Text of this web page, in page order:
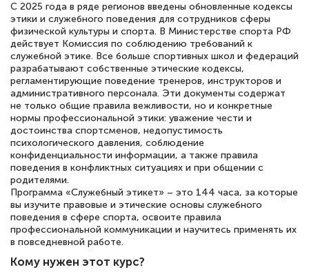
сдачи итоговой аттестации. Спасибо
Елена Кравченко
Знаток города 5 уровня
18 марта 2026
Выражаю благодарность за курс
повышения квалификации "Эксперт ЕГЭ по
русскому языку и литературе". Много
полезных материалов помогли
подготовиться к тестированию. Это
книги, методические рекомендации,
статьи. Времени на подготовку
С 2025 года в ряде регионов введены обновленные кодексы
этики и служебного поведения для сотрудников сферы
физической культуры и спорта. В Министерстве спорта РФ
действует Комиссия по соблюдению требований к
служебной этике. Все больше спортивных школ и федераций
разрабатывают собственные этические кодексы,
регламентирующие поведение тренеров, инструкторов и
административного персонала. Эти документы содержат
не только общие правила вежливости, но и конкретные
нормы профессиональной этики: уважение чести и
достоинства спортсменов, недопустимость
психологического давления, соблюдение
конфиденциальности информации, а также правила
поведения в конфликтных ситуациях и при общении с
родителями.
Программа «Служебный этикет» – это 144 часа, за которые
вы изучите правовые и этические основы служебного
поведения в сфере спорта, освоите правила
профессиональной коммуникации и научитесь применять их
в повседневной работе.
Кому нужен этот курс?